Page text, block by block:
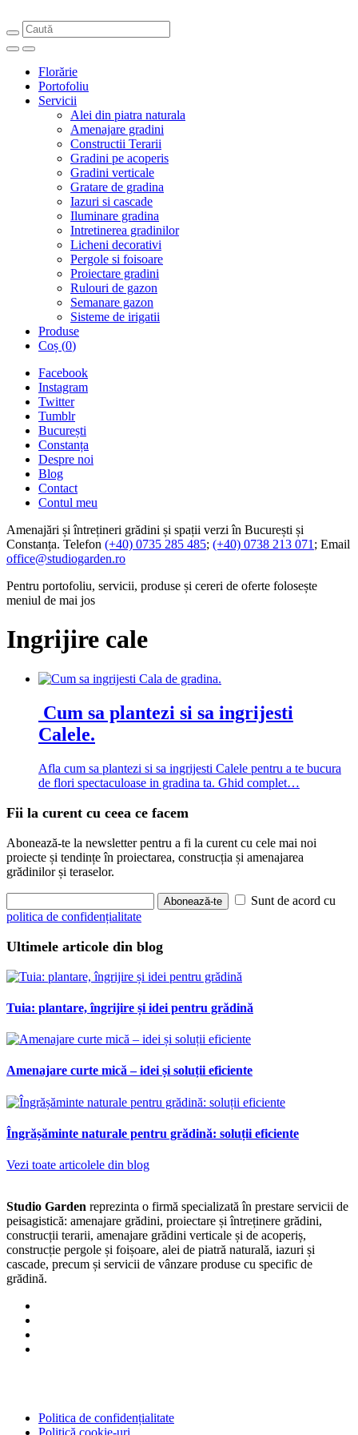
Florărie
Portofoliu
Servicii
Alei din piatra naturala
Amenajare gradini
Constructii Terarii
Gradini pe acoperis
Gradini verticale
Gratare de gradina
Iazuri si cascade
Iluminare gradina
Intretinerea gradinilor
Licheni decorativi
Pergole si foisoare
Proiectare gradini
Rulouri de gazon
Semanare gazon
Sisteme de irigatii
Produse
Coș (0)
Facebook
Instagram
Twitter
Tumblr
București
Constanța
Despre noi
Blog
Contact
Contul meu
Amenajări și întrețineri grădini și spații verzi în București și
Constanța. Telefon (+40) 0735 285 485; (+40) 0738 213 071 ; Email
office@studiogarden.ro
Pentru portofoliu, servicii, produse și cereri de oferte folosește
meniul de mai jos
Ingrijire cale
Cum sa plantezi si sa ingrijesti
Calele.
Afla cum sa plantezi si sa ingrijesti Calele pentru a te bucura
de flori spectaculoase in gradina ta. Ghid complet…
Fii la curent cu ceea ce facem
Abonează-te la newsletter pentru a fi la curent cu cele mai noi
proiecte și tendințe în proiectarea, construcția și amenajarea
grădinilor și teraselor.
Abonează-te
Sunt de acord cu
politica de confidențialitate
Ultimele articole din blog
Tuia: plantare, îngrijire și idei pentru grădină
Amenajare curte mică – idei și soluții eficiente
Îngrășăminte naturale pentru grădină: soluții eficiente
Vezi toate articolele din blog
Studio Garden reprezinta o firmă specializată în prestare servicii de
peisagistică: amenajare grădini, proiectare și întreținere grădini,
construcții terarii, amenajare grădini verticale și de acoperiș,
construcție pergole și foișoare, alei de piatră naturală, iazuri și
cascade, precum și servicii de vânzare produse cu specific de
grădină.
Politica de confidențialitate